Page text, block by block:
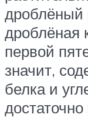
дроблёный
дроблёная
первой
значит,
белка и